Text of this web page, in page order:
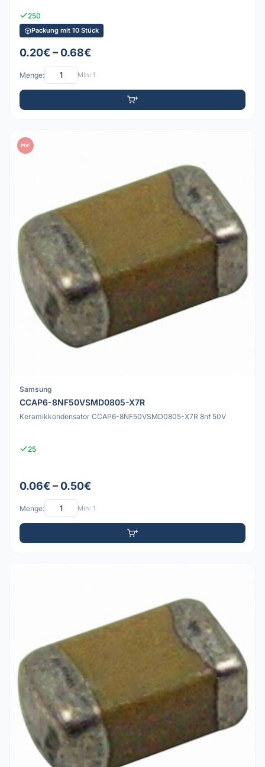
250
Packung mit 10 Stück
0.20€ – 0.68€
Menge: Min: 1
PDF
Samsung
CCAP6-8NF50VSMD0805-X7R
Keramikkondensator CCAP6-8NF50VSMD0805-X7R 8nf 50V
25
0.06€ – 0.50€
Menge: Min: 1